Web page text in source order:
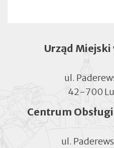
Urząd
ul.
42-700
Centrum
ul.